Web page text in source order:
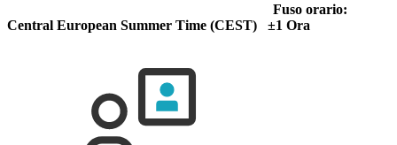
Fuso orario:
Central European Summer Time (CEST) ±1 Ora